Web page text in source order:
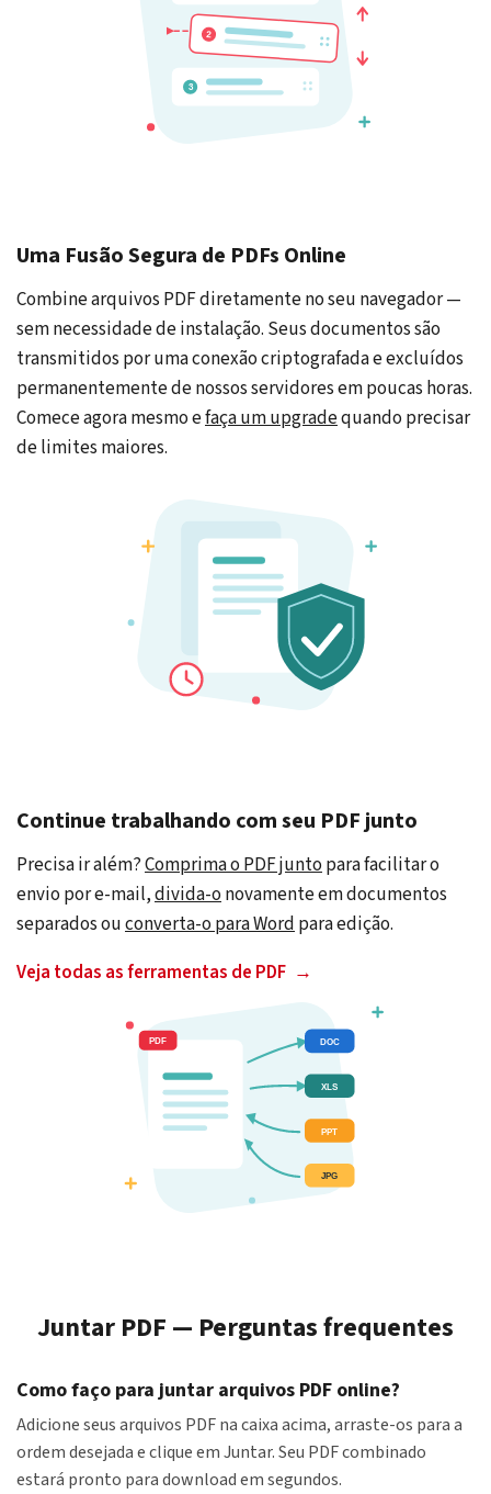
Uma Fusão Segura de PDFs Online
Combine arquivos PDF diretamente no seu navegador —
sem necessidade de instalação. Seus documentos são
transmitidos por uma conexão criptografada e excluídos
permanentemente de nossos servidores em poucas horas.
Comece agora mesmo efaça um upgradequando precisar
de limites maiores.
Continue trabalhando com seu PDF junto
Precisa ir além?Comprima o PDF juntopara facilitar o
envio por e-mail,divida-onovamente em documentos
separados ouconverta-o para Wordpara edição.
Veja todas as ferramentas de PDF
Juntar PDF — Perguntas frequentes
Como faço para juntar arquivos PDF online?
Adicione seus arquivos PDF na caixa acima, arraste-os para a
ordem desejada e clique em Juntar. Seu PDF combinado
estará pronto para download em segundos.